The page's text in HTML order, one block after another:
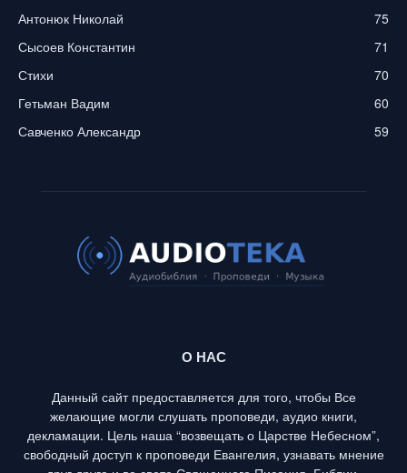
Антонюк Николай
75
Сысоев Константин
71
Стихи
70
Гетьман Вадим
60
Савченко Александр
59
О НАС
Данный сайт предоставляется для того, чтобы Все
желающие могли слушать проповеди, аудио книги,
декламации. Цель наша “возвещать о Царстве Небесном”,
свободный доступ к проповеди Евангелия, узнавать мнение